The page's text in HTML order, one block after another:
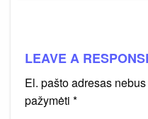
LEAVE A
El. pašto adresas
pažymėti *